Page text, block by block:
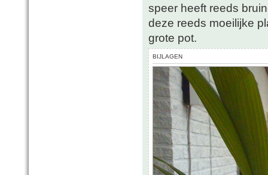
speer heeft reeds
deze reeds moeilijke
grote pot.
BIJLAGEN